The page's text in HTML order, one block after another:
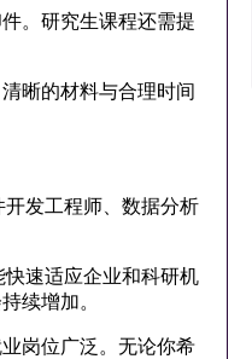
。研究生课程还需提
晰的材料与合理时间
发工程师、数据分析
速适应企业和科研机
续增加。
岗位广泛。无论你希